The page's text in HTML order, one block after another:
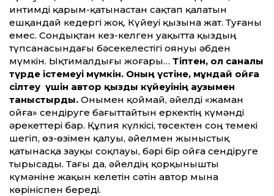
интимді қарым-қатынастан сақтап қалатын
ешқандай кедергі жоқ. Күйеуі қызына жат. Туғаны
емес. Сондықтан кез-келген уақытта қыздың
түпсанасындағы бәсекелестігі оянуы әбден
мүмкін. Ықтималдығы жоғары… Тіптен, ол саналы
түрде істемеуі мүмкін. Оның үстіне, мұндай ойға
сілтеу үшін автор қызды күйеуінің аузымен
таныстырды. Онымен қоймай, әйелді «жаман
ойға» сендіруге бағыттайтын еркектің күмәнді
әрекеттері бар. Құпия күлкісі, төсектен соң темекі
шегіп, өз-өзімен қалуы, әйелмен жыныстық
қатынасқа зауқы соқпауы, бәрі бір ойға сендіруге
тырысады. Тағы да, әйелдің қорқынышты
күмәніне жақын келетін сәтін автор мына
көрініспен береді.